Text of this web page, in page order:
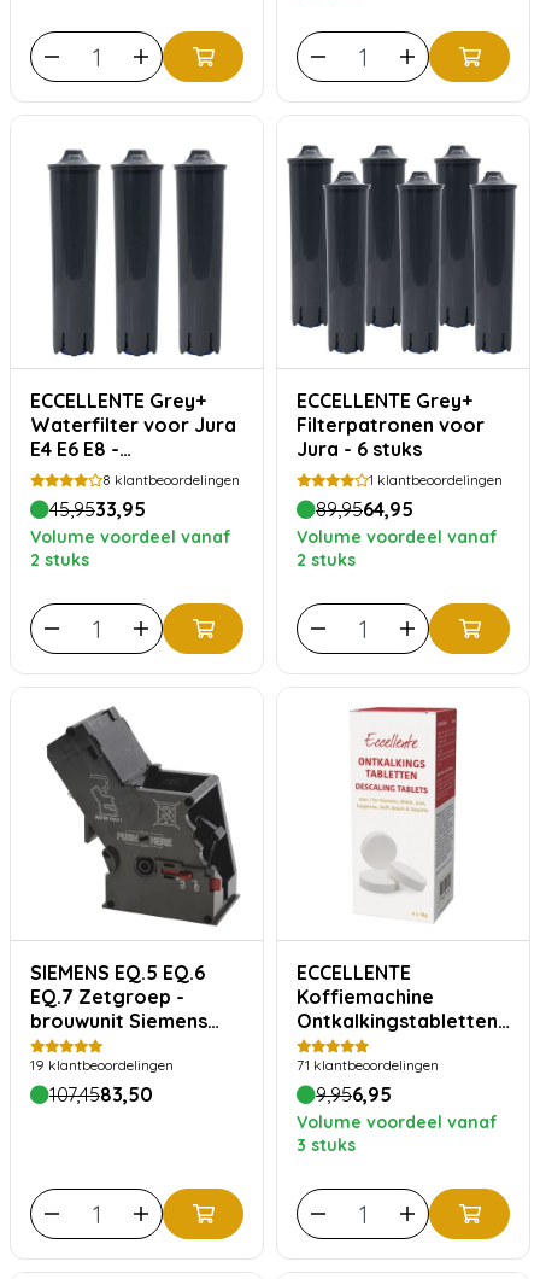
ECCELLENTE Grey+
Waterfilter voor Jura
E4 E6 E8 -
Voordeelverpakking
8 klantbeoordelingen
45,9533,95
Volume voordeel vanaf
2 stuks
ECCELLENTE Grey+
Filterpatronen voor
Jura - 6 stuks
1 klantbeoordelingen
89,9564,95
Volume voordeel vanaf
2 stuks
SIEMENS EQ.5 EQ.6
EQ.7 Zetgroep -
brouwunit Siemens
type 11014117
19 klantbeoordelingen
107,4583,50
ECCELLENTE
Koffiemachine
Ontkalkingstabletten
- 6 stuks
71 klantbeoordelingen
9,956,95
Volume voordeel vanaf
3 stuks